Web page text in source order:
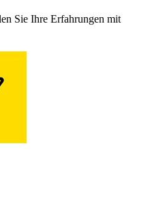
Sie Ihre Erfahrungen mit